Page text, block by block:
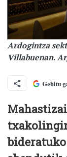
Ardogintza
Villabuenan.
Gehitu